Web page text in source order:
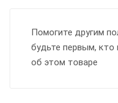
Помогите другим
будьте первым, кто
об этом товаре